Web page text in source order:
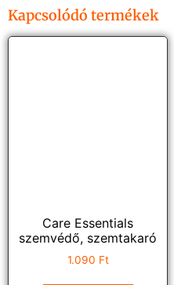
Kapcsolódó termékek
Care Essentials
szemvédő, szemtakaró
1.090 Ft